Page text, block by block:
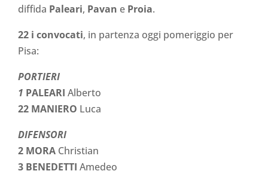
diffida Paleari, Pavan e Proia.
22 i convocati, in partenza oggi pomeriggio per
Pisa:
PORTIERI
1 PALEARI Alberto
22 MANIERO Luca
DIFENSORI
2 MORA Christian
3 BENEDETTI Amedeo